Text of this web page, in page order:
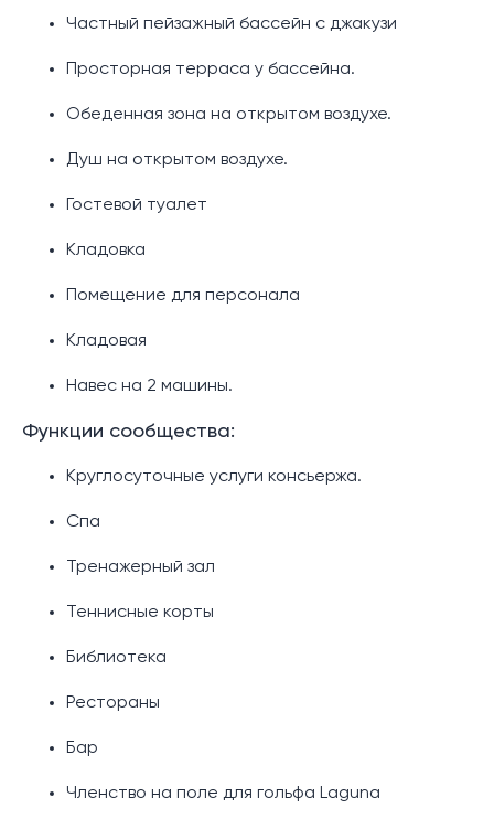
Частный пейзажный бассейн с джакузи
Просторная терраса у бассейна.
Обеденная зона на открытом воздухе.
Душ на открытом воздухе.
Гостевой туалет
Кладовка
Помещение для персонала
Кладовая
Навес на 2 машины.
Функции сообщества:
Круглосуточные услуги консьержа.
Спа
Тренажерный зал
Теннисные корты
Библиотека
Рестораны
Бар
Членство на поле для гольфа Laguna